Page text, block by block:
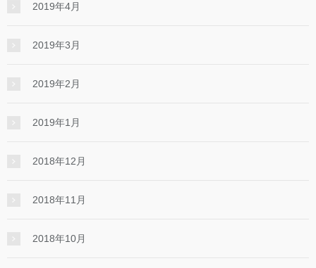
2019年4月
2019年3月
2019年2月
2019年1月
2018年12月
2018年11月
2018年10月